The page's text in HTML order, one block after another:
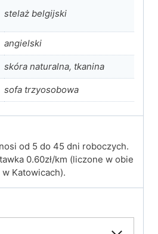
stelaż belgijski
angielski
skóra naturalna, tkanina
sofa trzyosobowa
od 5 do 45 dni roboczych.
0.60zł/km (liczone w obie
Katowicach).